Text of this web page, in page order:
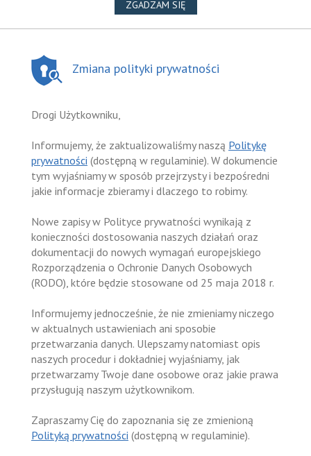
ZGADZAM SIĘNA WYKORZYSTANIE PLIKÓW
Zmiana polityki prywatności
Drogi Użytkowniku,
Informujemy, że zaktualizowaliśmy naszą Politykę
prywatności (dostępną w regulaminie). W dokumencie
tym wyjaśniamy w sposób przejrzysty i bezpośredni
jakie informacje zbieramy i dlaczego to robimy.
Nowe zapisy w Polityce prywatności wynikają z
konieczności dostosowania naszych działań oraz
dokumentacji do nowych wymagań europejskiego
Rozporządzenia o Ochronie Danych Osobowych
(RODO), które będzie stosowane od 25 maja 2018 r.
Informujemy jednocześnie, że nie zmieniamy niczego
w aktualnych ustawieniach ani sposobie
przetwarzania danych. Ulepszamy natomiast opis
naszych procedur i dokładniej wyjaśniamy, jak
przetwarzamy Twoje dane osobowe oraz jakie prawa
przysługują naszym użytkownikom.
Zapraszamy Cię do zapoznania się ze zmienioną
Polityką prywatności (dostępną w regulaminie).